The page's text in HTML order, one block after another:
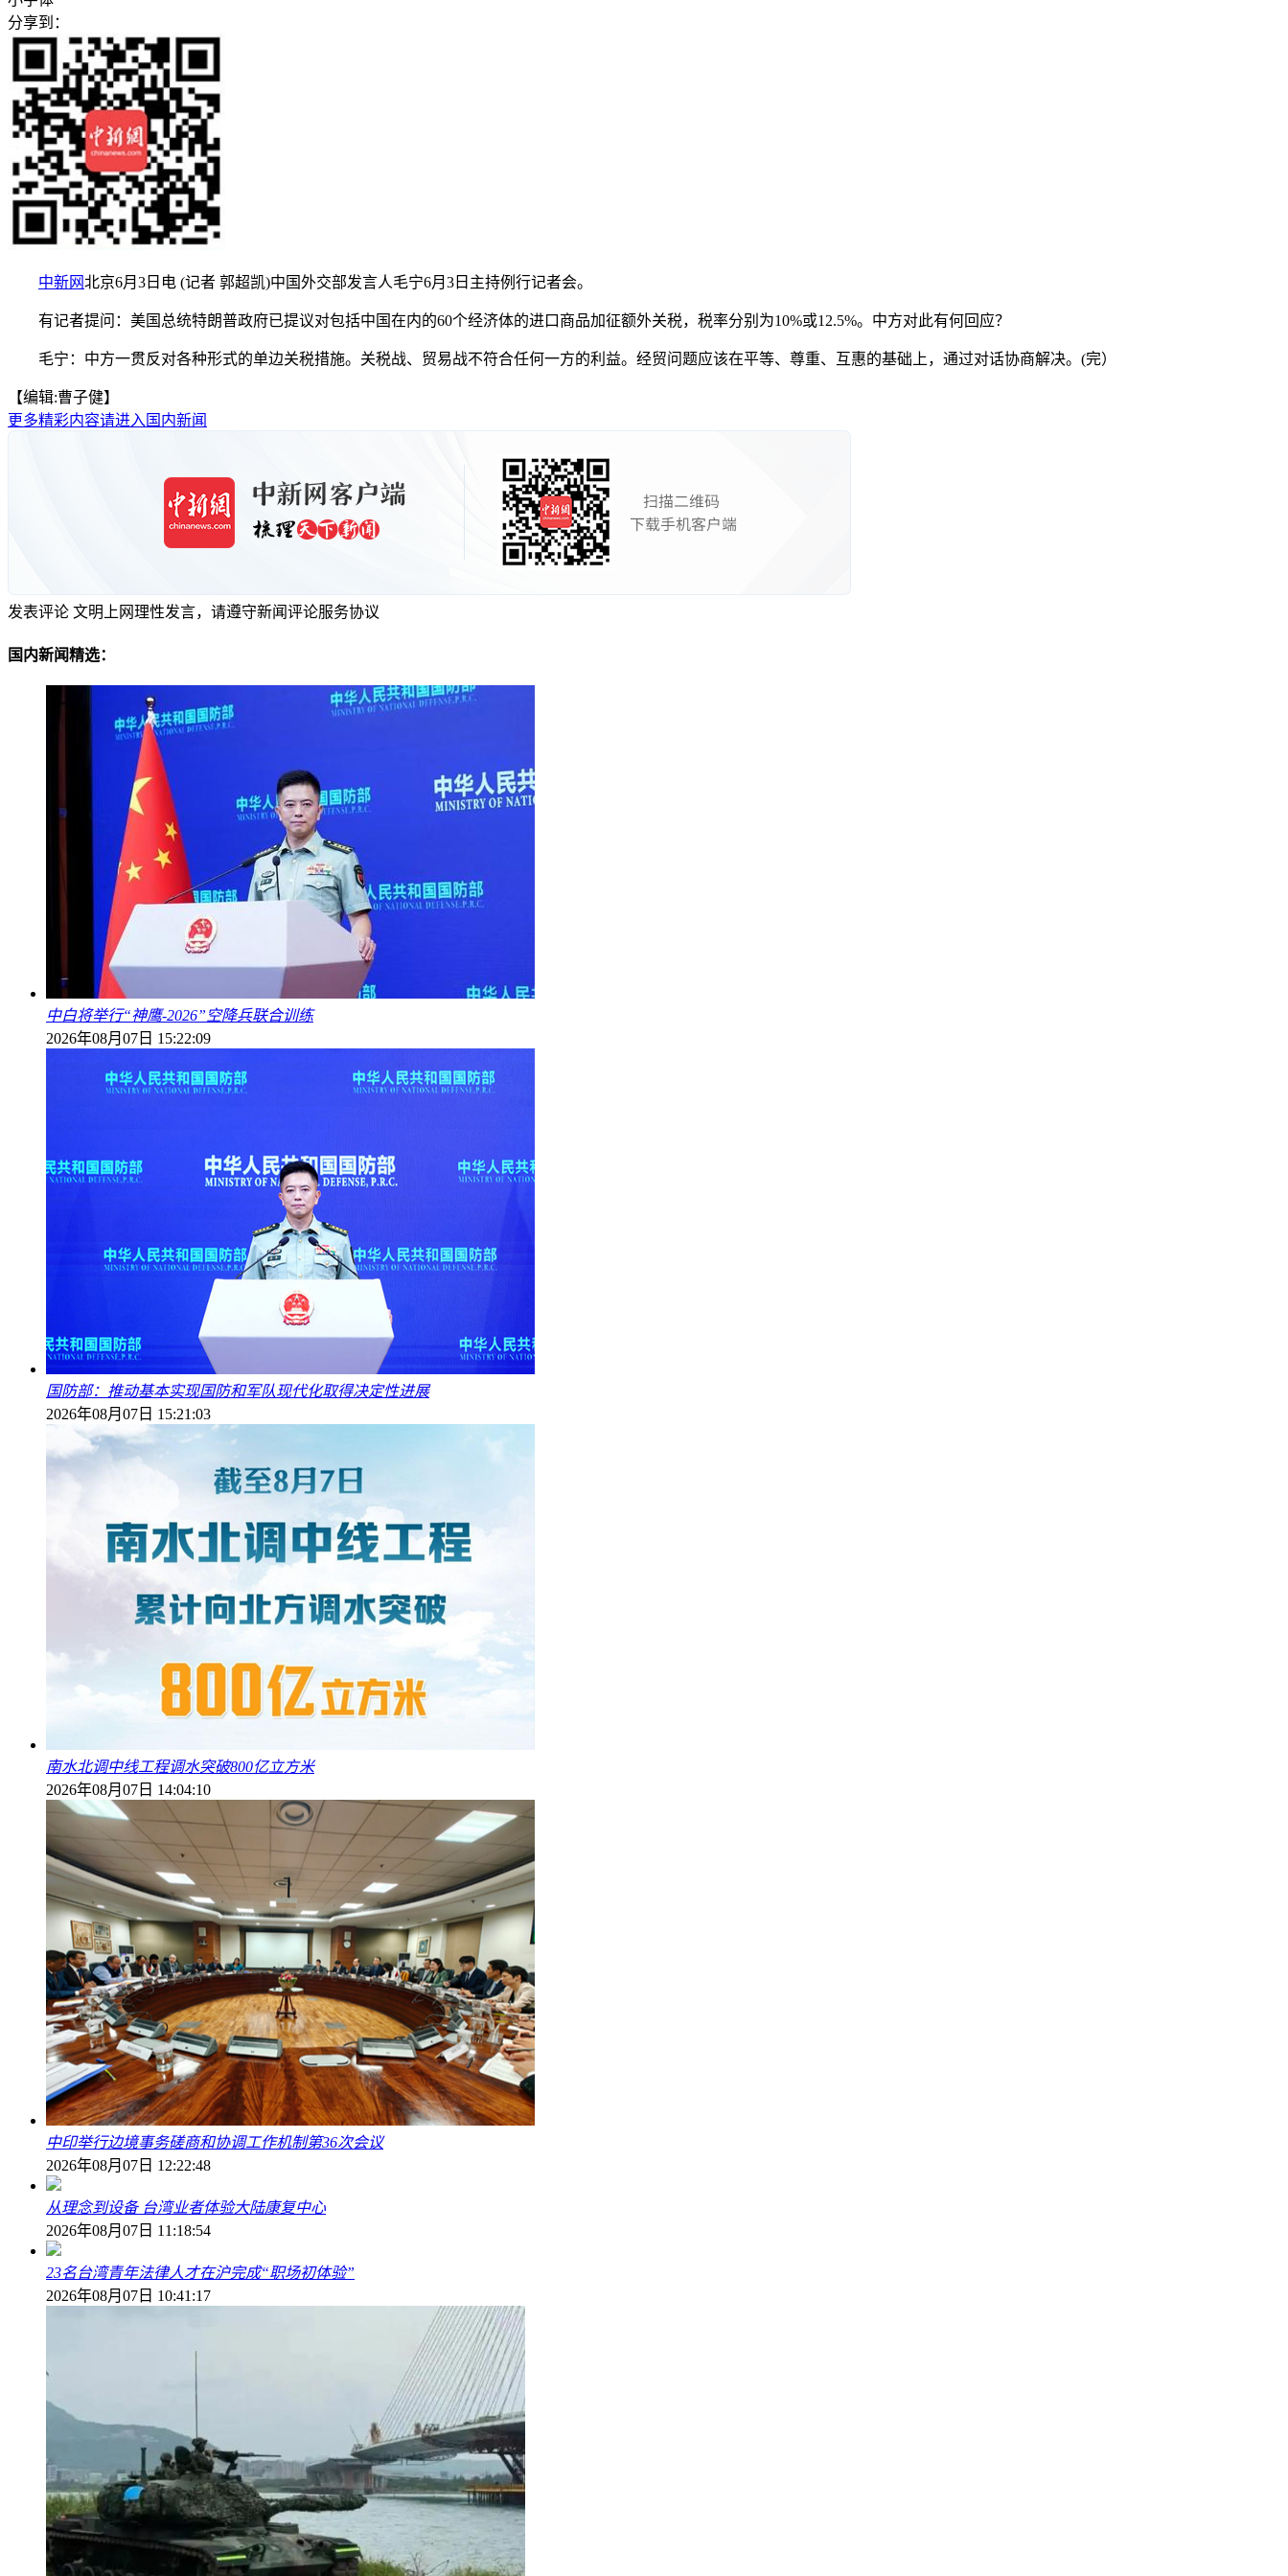
分享到：
中新网北京6月3日电 (记者 郭超凯)中国外交部发言人毛宁6月3日主持例行记者会。
有记者提问：美国总统特朗普政府已提议对包括中国在内的60个经济体的进口商品加征额外关税，税率分别为10%或12.5%。中方对此有何回应？
毛宁：中方一贯反对各种形式的单边关税措施。关税战、贸易战不符合任何一方的利益。经贸问题应该在平等、尊重、互惠的基础上，通过对话协商解决。(完）
【编辑:曹子健】
更多精彩内容请进入国内新闻
发表评论 文明上网理性发言，请遵守新闻评论服务协议
国内新闻精选：
中白将举行“神鹰-2026”空降兵联合训练
2026年08月07日 15:22:09
国防部：推动基本实现国防和军队现代化取得决定性进展
2026年08月07日 15:21:03
南水北调中线工程调水突破800亿立方米
2026年08月07日 14:04:10
中印举行边境事务磋商和协调工作机制第36次会议
2026年08月07日 12:22:48
从理念到设备 台湾业者体验大陆康复中心
2026年08月07日 11:18:54
23名台湾青年法律人才在沪完成“职场初体验”
2026年08月07日 10:41:17